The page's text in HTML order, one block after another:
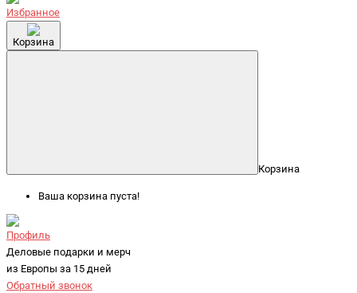
Избранное
Корзина
Корзина
Ваша корзина пуста!
Профиль
Деловые подарки и мерч
из Европы за 15 дней
Обратный звонок